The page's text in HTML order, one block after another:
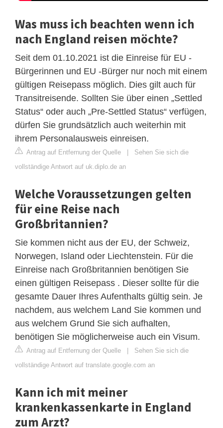
Was muss ich beachten wenn ich
nach England reisen möchte?
Seit dem 01.10.2021 ist die Einreise für EU -
Bürgerinnen und EU -Bürger nur noch mit einem
gültigen Reisepass möglich. Dies gilt auch für
Transitreisende. Sollten Sie über einen „Settled
Status“ oder auch „Pre-Settled Status“ verfügen,
dürfen Sie grundsätzlich auch weiterhin mit
ihrem Personalausweis einreisen.
Antrag auf Entfernung der Quelle | Sehen Sie sich die
vollständige Antwort auf uk.diplo.de an
Welche Voraussetzungen gelten
für eine Reise nach
Großbritannien?
Sie kommen nicht aus der EU, der Schweiz,
Norwegen, Island oder Liechtenstein. Für die
Einreise nach Großbritannien benötigen Sie
einen gültigen Reisepass . Dieser sollte für die
gesamte Dauer Ihres Aufenthalts gültig sein. Je
nachdem, aus welchem ​​Land Sie kommen und
aus welchem ​​Grund Sie sich aufhalten,
benötigen Sie möglicherweise auch ein Visum.
Antrag auf Entfernung der Quelle | Sehen Sie sich die
vollständige Antwort auf translate.google.com an
Kann ich mit meiner
krankenkassenkarte in England
zum Arzt?